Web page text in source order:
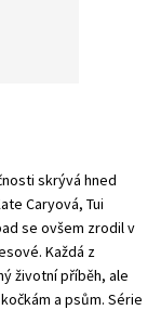
skrývá hned
Caryová, Tui
se ovšem zrodil v
Každá z
životní příběh, ale
a psům. Série